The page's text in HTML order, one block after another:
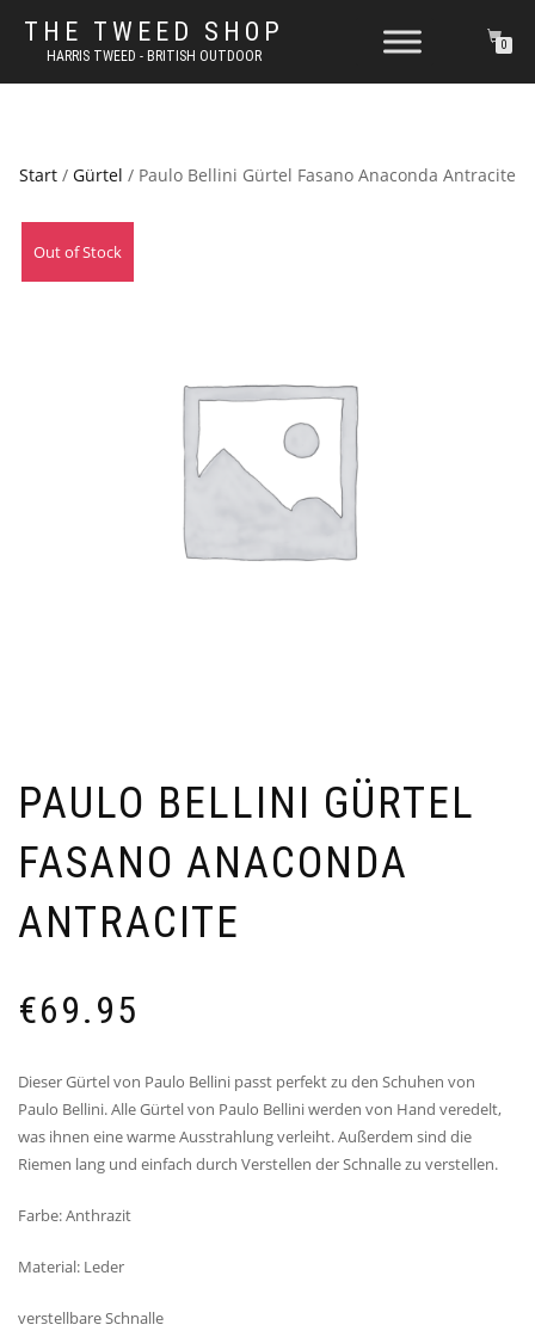
THE TWEED SHOP
HARRIS TWEED - BRITISH OUTDOOR
0
Start / Gürtel / Paulo Bellini Gürtel Fasano Anaconda Antracite
Out of Stock
PAULO BELLINI GÜRTEL
FASANO ANACONDA
ANTRACITE
€69.95
Dieser Gürtel von Paulo Bellini passt perfekt zu den Schuhen von
Paulo Bellini. Alle Gürtel von Paulo Bellini werden von Hand veredelt,
was ihnen eine warme Ausstrahlung verleiht. Außerdem sind die
Riemen lang und einfach durch Verstellen der Schnalle zu verstellen.
Farbe: Anthrazit
Material: Leder
verstellbare Schnalle